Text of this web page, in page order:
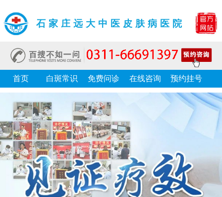
石家庄远大中医皮肤病医院
首页 白斑常识 免费问诊 在线咨询 预约挂号